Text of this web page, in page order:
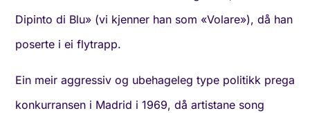
Dipinto di Blu» (vi kjenner han som «Volare»), då han
poserte i ei flytrapp.
Ein meir aggressiv og ubehageleg type politikk prega
konkurransen i Madrid i 1969, då artistane song